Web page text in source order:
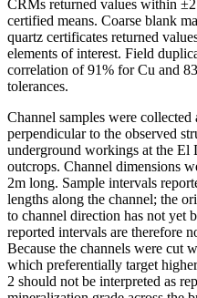
CRMs returned values within
certified means. Coarse blank
quartz certificates returned
elements of interest. Field
correlation of 91% for Cu and
tolerances.
Channel samples were
perpendicular to the observed
underground workings at the El
outcrops. Channel dimensions
2m long. Sample intervals
lengths along the channel; the
to channel direction has not yet
reported intervals are therefore
Because the channels were cut
which preferentially target
2 should not be interpreted as